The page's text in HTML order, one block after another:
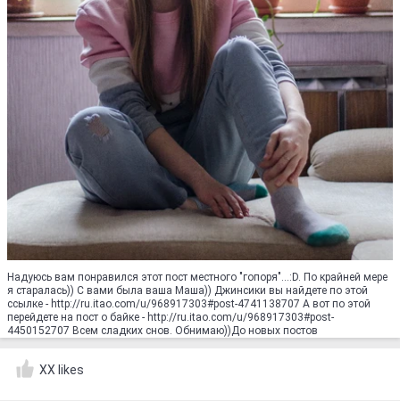
Надуюсь вам понравился этот пост местного "гопоря"...:D. По крайней мере
я старалась)) С вами была ваша Маша)) Джинсики вы найдете по этой
ссылке - http://ru.itao.com/u/968917303#post-4741138707 А вот по этой
перейдете на пост о байке - http://ru.itao.com/u/968917303#post-
4450152707 Всем сладких снов. Обнимаю))До новых постов
XX likes